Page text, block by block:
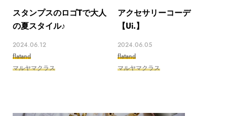
スタンプスのロゴTで大人
の夏スタイル♪
2024.06.12
flatand
マルヤマクラス
アクセサリーコーデ
【Ui.】
2024.06.05
flatand
マルヤマクラス